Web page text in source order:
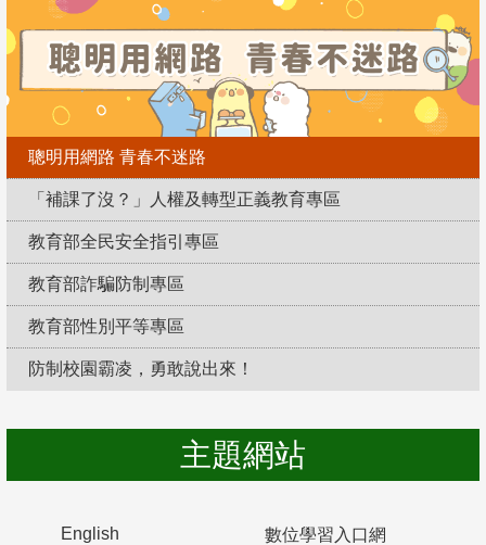
聰明用網路 青春不迷路
「補課了沒？」人權及轉型正義教育專區
教育部全民安全指引專區
教育部詐騙防制專區
教育部性別平等專區
防制校園霸凌，勇敢說出來！
主題網站
English 數位學習入口網